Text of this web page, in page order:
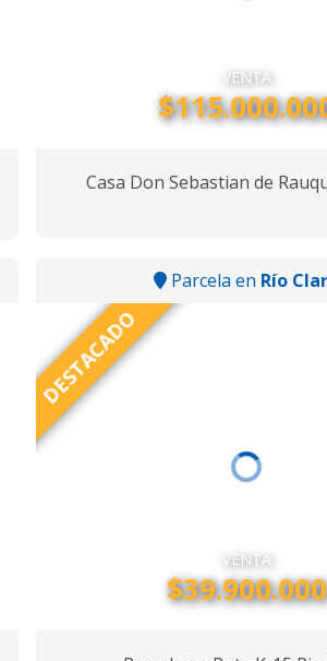
VENTA
Casa Don Sebastian de
Parcela en Río
VENTA
$39.900.000
DESTACADO